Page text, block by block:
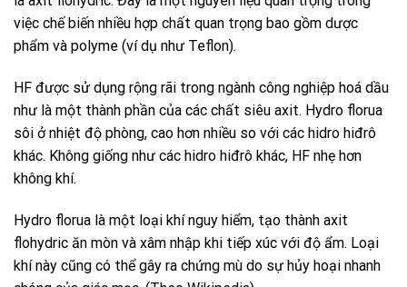
việc chế biến nhiều hợp chất quan trọng bao gồm dược
phẩm và polyme (ví dụ như Teflon).
HF được sử dụng rộng rãi trong ngành công nghiệp hoá dầu
như là một thành phần của các chất siêu axit. Hydro florua
sôi ở nhiệt độ phòng, cao hơn nhiều so với các hidro hiđrô
khác. Không giống như các hidro hiđrô khác, HF nhẹ hơn
không khí.
Hydro florua là một loại khí nguy hiểm, tạo thành axit
flohydric ăn mòn và xâm nhập khi tiếp xúc với độ ẩm. Loại
khí này cũng có thể gây ra chứng mù do sự hủy hoại nhanh